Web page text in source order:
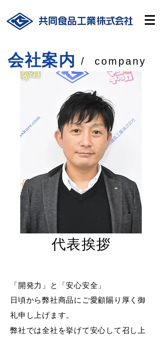
​会社案内 / company
「開発力」と「安心安全」
日頃から弊社商品にご愛顧賜り厚く御
礼申し上げます。
弊社では全社を挙げて安心して召し上
​​代表挨拶